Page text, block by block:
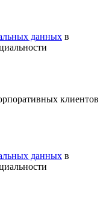
данных в
клиентов
данных в